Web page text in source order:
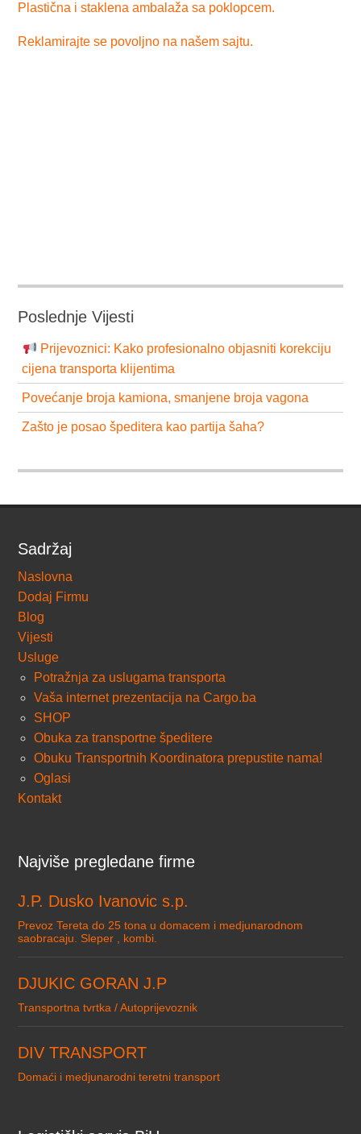
Plastična i staklena ambalaža sa poklopcem.
Reklamirajte se povoljno na našem sajtu.
Poslednje Vijesti
Prijevoznici: Kako profesionalno objasniti korekciju
cijena transporta klijentima
Povećanje broja kamiona, smanjene broja vagona
Zašto je posao špeditera kao partija šaha?
Sadržaj
Naslovna
Dodaj Firmu
Blog
Vijesti
Usluge
Potražnja za uslugama transporta
Vaša internet prezentacija na Cargo.ba
SHOP
Obuka za transportne špeditere
Obuku Transportnih Koordinatora prepustite nama!
Oglasi
Kontakt
Najviše pregledane firme
J.P. Dusko Ivanovic s.p.
Prevoz Tereta do 25 tona u domacem i medjunarodnom
saobracaju. Sleper , kombi.
DJUKIC GORAN J.P
Transportna tvrtka / Autoprijevoznik
DIV TRANSPORT
Domaći i medjunarodni teretni transport